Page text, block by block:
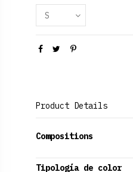
Product Details
Compositions
Tipología de color